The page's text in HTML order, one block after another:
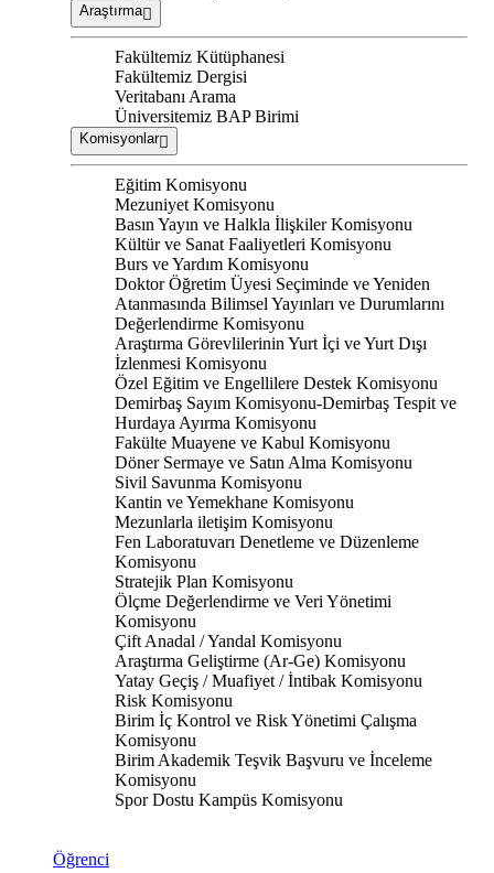
Araştırma
Fakültemiz Kütüphanesi
Fakültemiz Dergisi
Veritabanı Arama
Üniversitemiz BAP Birimi
Komisyonlar
Eğitim Komisyonu
Mezuniyet Komisyonu
Basın Yayın ve Halkla İlişkiler Komisyonu
Kültür ve Sanat Faaliyetleri Komisyonu
Burs ve Yardım Komisyonu
Doktor Öğretim Üyesi Seçiminde ve Yeniden
Atanmasında Bilimsel Yayınları ve Durumlarını
Değerlendirme Komisyonu
Araştırma Görevlilerinin Yurt İçi ve Yurt Dışı
İzlenmesi Komisyonu
Özel Eğitim ve Engellilere Destek Komisyonu
Demirbaş Sayım Komisyonu-Demirbaş Tespit ve
Hurdaya Ayırma Komisyonu
Fakülte Muayene ve Kabul Komisyonu
Döner Sermaye ve Satın Alma Komisyonu
Sivil Savunma Komisyonu
Kantin ve Yemekhane Komisyonu
Mezunlarla iletişim Komisyonu
Fen Laboratuvarı Denetleme ve Düzenleme
Komisyonu
Stratejik Plan Komisyonu
Ölçme Değerlendirme ve Veri Yönetimi
Komisyonu
Çift Anadal / Yandal Komisyonu
Araştırma Geliştirme (Ar-Ge) Komisyonu
Yatay Geçiş / Muafiyet / İntibak Komisyonu
Risk Komisyonu
Birim İç Kontrol ve Risk Yönetimi Çalışma
Komisyonu
Birim Akademik Teşvik Başvuru ve İnceleme
Komisyonu
Spor Dostu Kampüs Komisyonu
Öğrenci